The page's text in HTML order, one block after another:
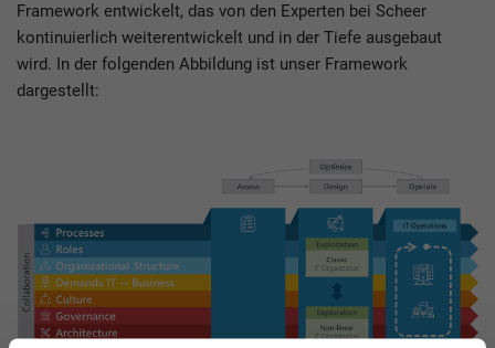
Framework entwickelt, das von den Experten bei Scheer
kontinuierlich weiterentwickelt und in der Tiefe ausgebaut
wird. In der folgenden Abbildung ist unser Framework
dargestellt: